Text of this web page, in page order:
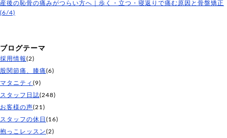
産後の恥骨の痛みがつらい方へ｜歩く・立つ・寝返りで痛む原因と骨盤矯正
(6/4)
ブログテーマ
採用情報(2)
股関節痛、膝痛(6)
マタニティ (9)
スタッフ日誌(248)
お客様の声(21)
スタッフの休日 (16)
抱っこレッスン(2)